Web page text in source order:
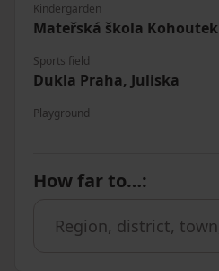
Kindergarden
Mateřská škola Kohoutek
Sports field
Dukla Praha, Juliska
Playground
How far to…: